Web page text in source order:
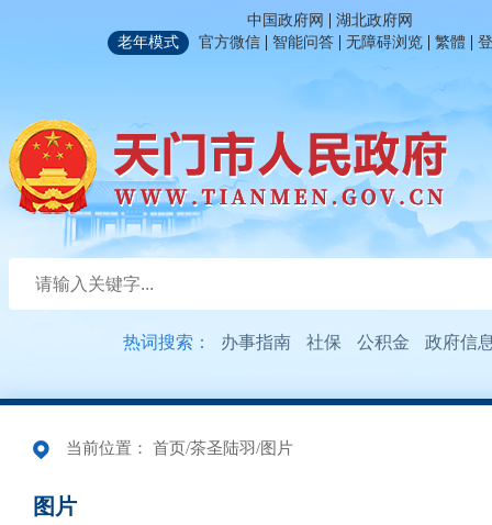
中国政府网 | 湖北政府网
老年模式
官方微信 | 智能问答 | 无障碍浏览 | 繁體 |
热词搜索： 办事指南 社保 公积金 政府信
当前位置： 首页/茶圣陆羽/图片
图片